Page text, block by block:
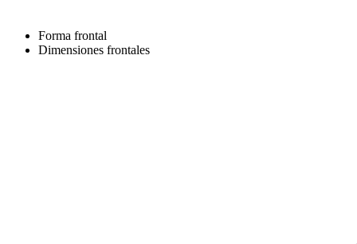
Forma frontal
Dimensiones frontales